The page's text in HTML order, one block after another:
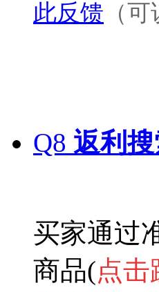
此反馈 （
Q8 返利
买家通过
商品(点